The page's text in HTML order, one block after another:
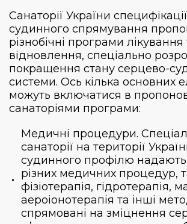
Санаторії України
судинного спрямування
різнобічні програми лікування
відновлення, спеціально
покращення стану серцево-
системи. Ось кілька основних
можуть включатися в
санаторіями програми:
Медичні процедури.
санаторії на території
судинного профілю
різних медичних процедур,
фізіотерапія, гідротерапія,
аероіонотерапія та інші
спрямовані на зміцнення